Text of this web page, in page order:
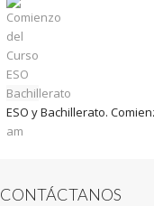
ESO y Bachillerato.
am
CONTÁCTANOS